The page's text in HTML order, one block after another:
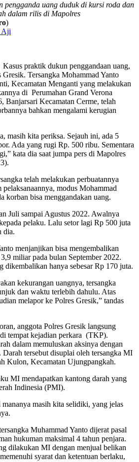
pengganda uang duduk di kursi roda dan
dalam rilis di Mapolres
)
Aji
praktik dukun penggandaan uang,
Tersangka Mohammad Yanto
Kecamatan Menganti yang melakukan
di Perumahan Grand Verona
Banjarsari Kecamatan Cerme, telah
bahkan mengalami kerugian
masih kita periksa. Sejauh ini, ada 5
Ada yang rugi Rp. 500 ribu. Sementara
kata dia saat jumpa pers di Mapolres
telah melakukan perbuatannya
pelaksanaannya, modus Mohammad
korban bisa menggandakan uang.
Juli sampai Agustus 2022. Awalnya
pelaku. Lalu setor lagi Rp 500 juta
dia.
menjanjikan bisa mengembalikan
miliar pada bulan September 2022.
dikembalikan hanya sebesar Rp 170 juta.
kekurangan uangnya, tersangka
dan waktu terlebih dahulu. Atas
melapor ke Polres Gresik,” tandas
anggota Polres Gresik langsung
tempat kejadian perkara (TKP).
dalam memuluskan aksinya dengan
tersebut disuplai oleh tersangka MI
Kulon, Kecamatan Ujungpangkah.
MI mendapatkan kantong darah yang
Indinesia (PMI).
masih kita selidiki, yang jelas
Muhammad Yanto dijerat pasal
hukuman maksimal 4 tahun penjara.
dilakukan MI dengan menjual belikan
syarat dan ketentuan berlaku,